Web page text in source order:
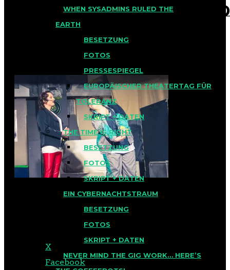
WHEN SYSADMINS RULED THE
EARTH
BESETZUNG
FOTOS
PRESSESPIEGEL
EUROPÄISCHER THEATERTAG FÜR
TOLERANZ
SKRIPT + DATEN
THE TIME IS RIGHT
BESETZUNG
FOTOS
SKRIPT + DATEN
EIN CYBERNACHTSTRAUM
BESETZUNG
FOTOS
SKRIPT + DATEN
NEVER MIND THE GIG WORK… HERE’S
Veröffentlicht am 11. März 2017
X
Facebook
Search for: